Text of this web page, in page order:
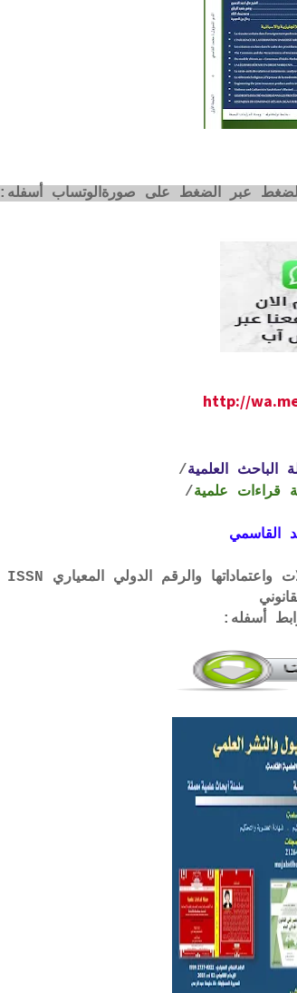
الضغط عبر الضغط على صورةالوتساب أسفله:
http://
الباحث العلمية/
قراءات علمية/
القاسمي
لتحميل لائحة الشروط والتعرف على لجان المجلات واعتماداتها والرقم الدولي المعياري ISSN